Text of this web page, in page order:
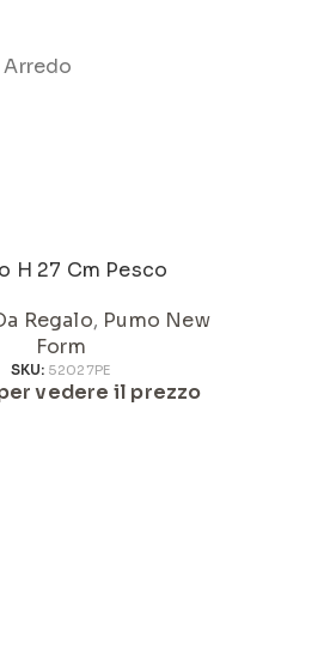
H 27 Cm Pesco
Regalo, Pumo New
Form
SKU: 52027PE
vedere il prezzo